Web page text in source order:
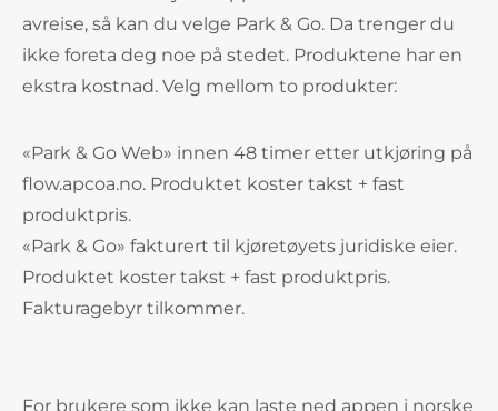
avreise, så kan du velge Park & Go. Da trenger du
ikke foreta deg noe på stedet. Produktene har en
ekstra kostnad. Velg mellom to produkter:
«Park & Go Web» innen 48 timer etter utkjøring på
flow.apcoa.no. Produktet koster takst + fast
produktpris.
«Park & Go» fakturert til kjøretøyets juridiske eier.
Produktet koster takst + fast produktpris.
Fakturagebyr tilkommer.
For brukere som ikke kan laste ned appen i norske